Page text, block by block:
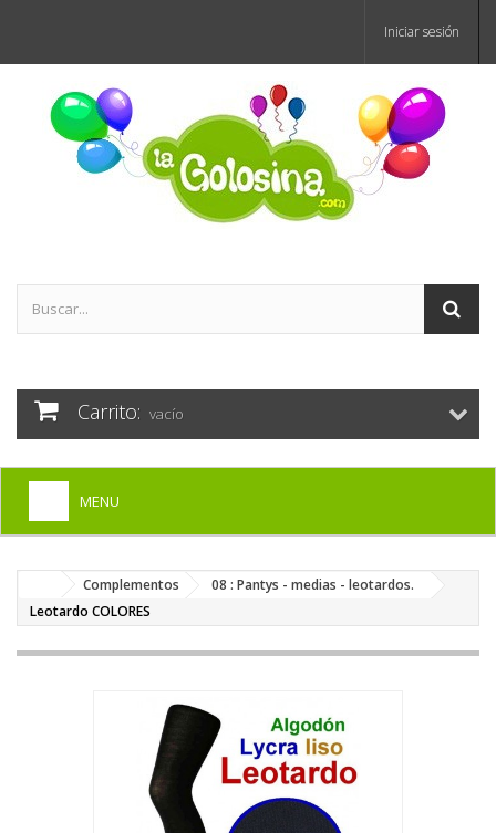
Iniciar sesión
Carrito: vacío
MENU
DISFRACES PARA ADULTOS
+
PELUCAS, GORROS, CARETAS
Complementos
08 : Pantys - medias - leotardos.
Leotardo COLORES